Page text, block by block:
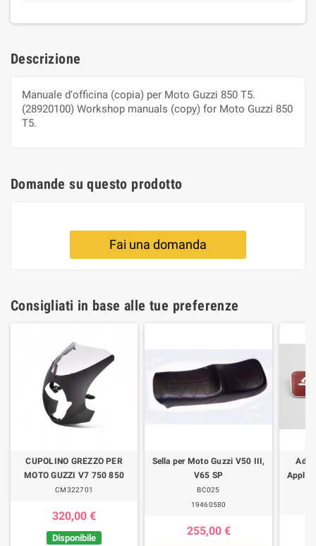
Descrizione
Manuale d'officina (copia) per Moto Guzzi 850 T5.
(28920100) Workshop manuals (copy) for Moto Guzzi 850
T5.
Domande su questo prodotto
Fai una domanda
Consigliati in base alle tue preferenze
CUPOLINO GREZZO PER
MOTO GUZZI V7 750 850
CM322701
320,00 €
Disponibile
Sella per Moto Guzzi V50 III,
V65 SP
BC025
19460580
255,00 €